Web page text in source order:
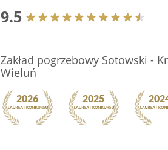
9.5
Zakład pogrzebowy Sotowski -
Wieluń